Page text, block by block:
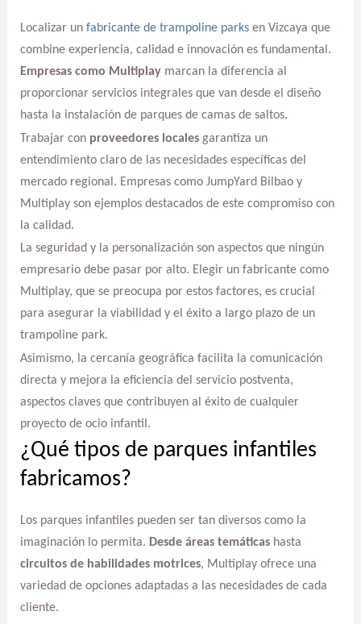
Localizar un fabricante de trampoline parksen Vizcaya que
combine experiencia, calidad e innovación es fundamental.
Empresas como Multiplaymarcan la diferencia al
proporcionar servicios integrales que van desde el diseño
hasta la instalación de parques de camas de saltos.
Trabajar con proveedores localesgarantiza un
entendimiento claro de las necesidades específicas del
mercado regional. Empresas como JumpYard Bilbao y
Multiplay son ejemplos destacados de este compromiso con
la calidad.
La seguridad y la personalización son aspectos que ningún
empresario debe pasar por alto. Elegir un fabricante como
Multiplay, que se preocupa por estos factores, es crucial
para asegurar la viabilidad y el éxito a largo plazo de un
trampoline park.
Asimismo, la cercanía geográfica facilita la comunicación
directa y mejora la eficiencia del servicio postventa,
aspectos claves que contribuyen al éxito de cualquier
proyecto de ocio infantil.
¿Qué tipos de parques infantiles
fabricamos?
Los parques infantiles pueden ser tan diversos como la
imaginación lo permita. Desde áreas temáticashasta
circuitos de habilidades motrices, Multiplay ofrece una
variedad de opciones adaptadas a las necesidades de cada
cliente.